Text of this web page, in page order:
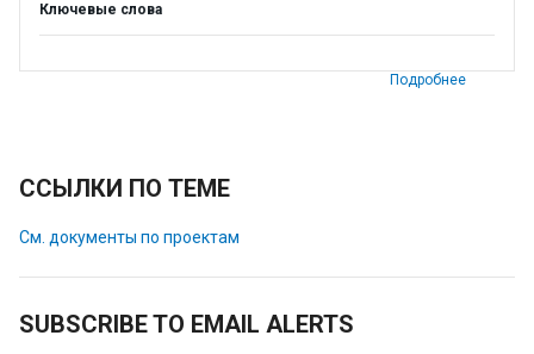
Ключевые слова
Подробнее
ССЫЛКИ ПО ТЕМЕ
См. документы по проектам
SUBSCRIBE TO EMAIL ALERTS